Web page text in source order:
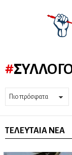
ΤΕΛΕΥΤΑΊΑ ΝΈΑ